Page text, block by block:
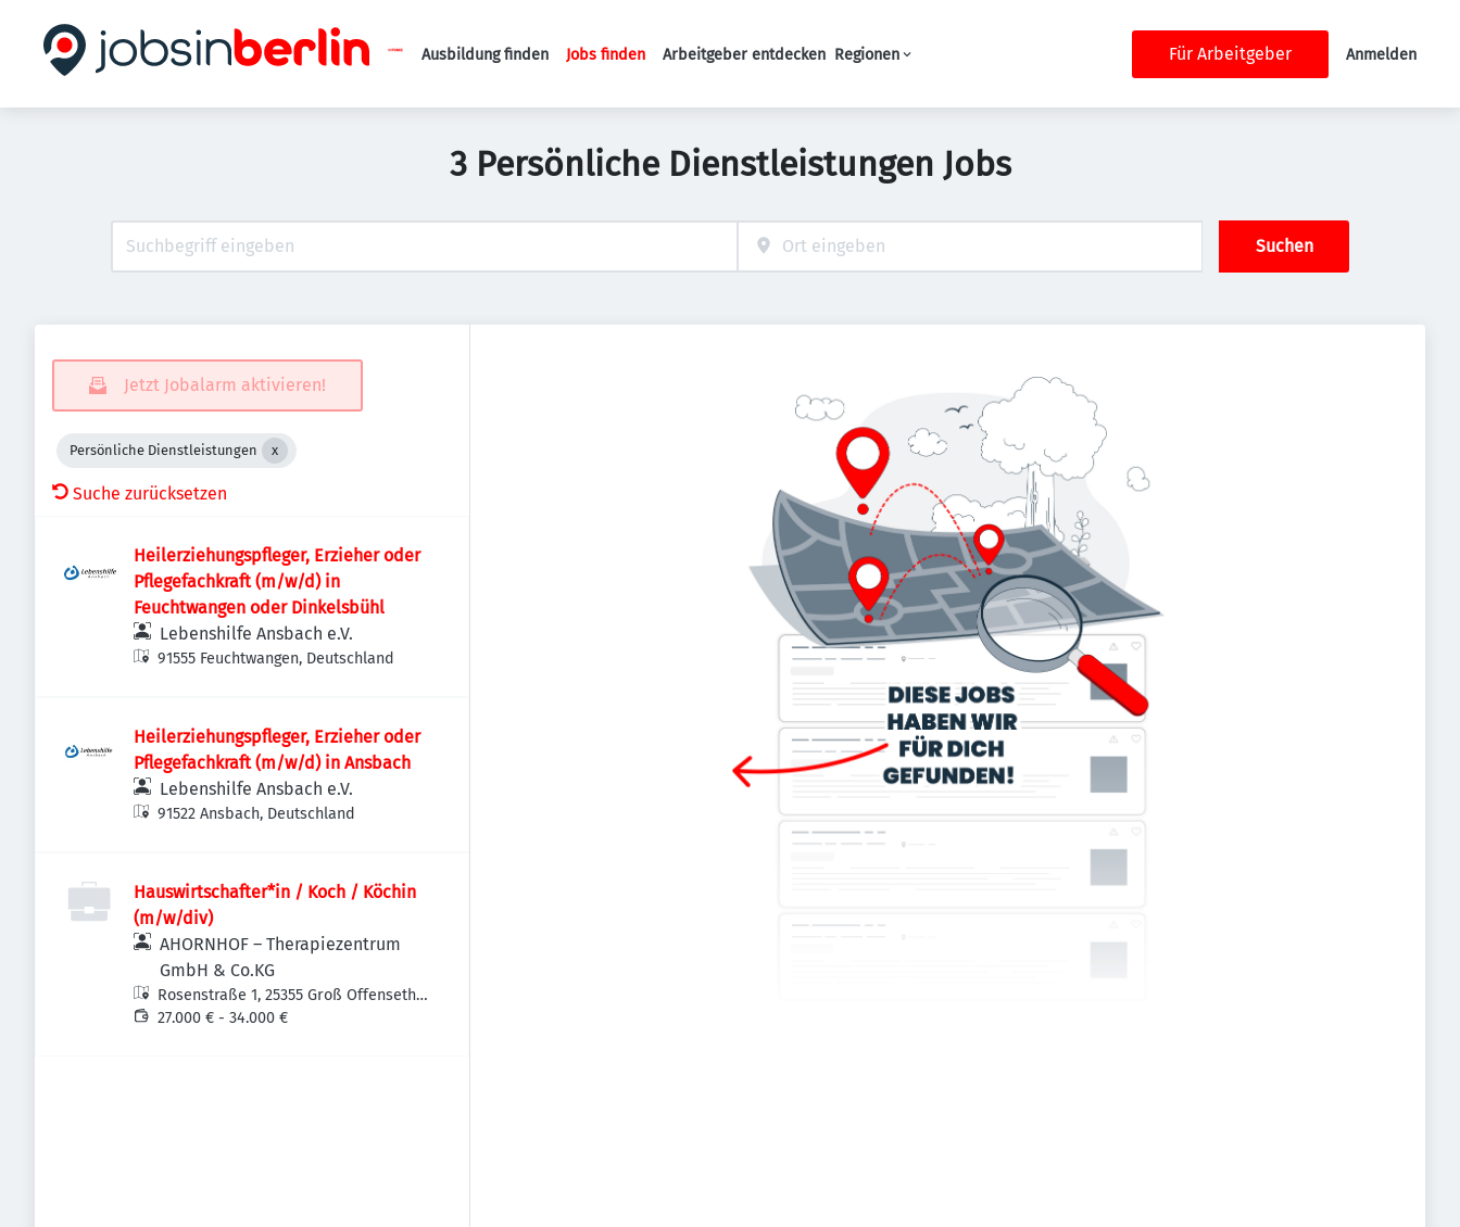
Haupt-Navigation
Ausbildung finden Jobs finden Arbeitgeber entdecken Regionen Für Arbeitgeber Anmelden
3 Persönliche Dienstleistungen Jobs
Suchen
Jetzt Jobalarm aktivieren!
Persönliche Dienstleistungen
Suche zurücksetzen
Heilerziehungspfleger, Erzieher oder
Pflegefachkraft (m/w/d) in
Feuchtwangen oder Dinkelsbühl
Lebenshilfe Ansbach e.V.
91555 Feuchtwangen, Deutschland
Heilerziehungspfleger, Erzieher oder
Pflegefachkraft (m/w/d) in Ansbach
Lebenshilfe Ansbach e.V.
91522 Ansbach, Deutschland
Hauswirtschafter*in / Koch / Köchin
(m/w/div)
AHORNHOF – Therapiezentrum
GmbH & Co.KG
Rosenstraße 1, 25355 Groß Offenseth-
Aspern, Deutschland
27.000 € - 34.000 €